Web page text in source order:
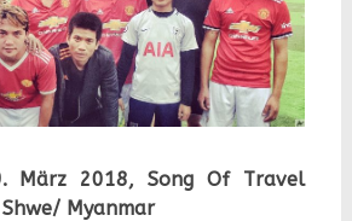
März 2018, Song Of Travel
Myanmar